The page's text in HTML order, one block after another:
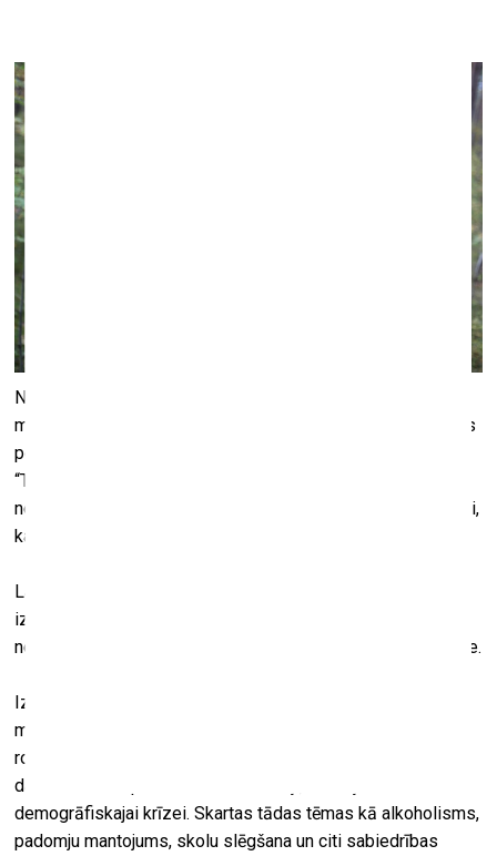
No 28. novembra līdz 2026. gada 22. februārim Liepājas
muzeja anfilādē būs skatāma mākslinieces Lauras Dzērves
personālizstāde – multimediālā tekstilmākslas izstāde
“Tēvzemei un dzīvībai”, kas atspoguļo gan sāpīgo, gan
neglīto mūsu sabiedrības daļu, uzsverot smeldzīgo realitāti,
ka latviešu tauta izmirst.
Laura Dzērve savā mākslā pievēršas aktuālām tēmām,
izaicina gan sevi, gan skatītājus, atklājot to, ko dažkārt
nevēlamies redzēt. Izstādes centrā – patiesums un drosme.
Izstādes darbi apvieno tekstilmākslas tradīcijas ar
mūsdienīgām interpretācijām, atgādina par vērtībām un
rosina pārdomas par mūsu paražām un nākotni. Mākslas
darbos tiek izspēlēti dažādi scenāriji, meklējot iemeslus
demogrāfiskajai krīzei. Skartas tādas tēmas kā alkoholisms,
padomju mantojums, skolu slēgšana un citi sabiedrības